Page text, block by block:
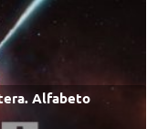
Alfabeto